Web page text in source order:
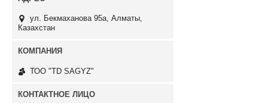
ул. Бекмаханова 95а, Алматы,
Казахстан
ТОО "TD SAGYZ"